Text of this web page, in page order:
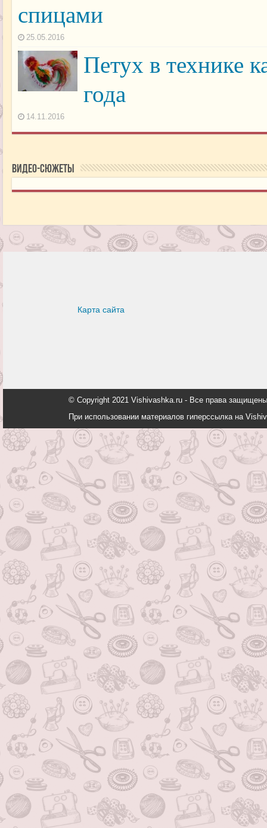
спицами
25.05.2016
Петух в технике
года
14.11.2016
Видео-сюжеты
Карта сайта
© Copyright 2021 Vishivashka.ru - Все права
При использовании материалов гиперссылка на